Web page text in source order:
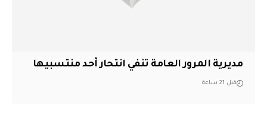
مديرية المرور العامة تنفي انتحار أحد منتسبيها
قبل 21 ساعة